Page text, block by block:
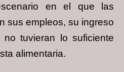
en el que las
sus empleos, su ingreso
tuvieran lo suficiente
alimentaria.